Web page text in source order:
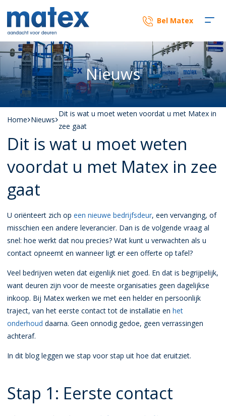
Bel Matex
Nieuws
Home Nieuws
Dit is wat u moet weten voordat u met Matex in
zee gaat
Dit is wat u moet weten
voordat u met Matex in zee
gaat
U oriënteert zich op een nieuwe bedrijfsdeur, een vervanging, of
misschien een andere leverancier. Dan is de volgende vraag al
snel: hoe werkt dat nou precies? Wat kunt u verwachten als u
contact opneemt en wanneer ligt er een offerte op tafel?
Veel bedrijven weten dat eigenlijk niet goed. En dat is begrijpelijk,
want deuren zijn voor de meeste organisaties geen dagelijkse
inkoop. Bij Matex werken we met een helder en persoonlijk
traject, van het eerste contact tot de installatie en het
onderhoud daarna. Geen onnodig gedoe, geen verrassingen
achteraf.
In dit blog leggen we stap voor stap uit hoe dat eruitziet.
Stap 1: Eerste contact